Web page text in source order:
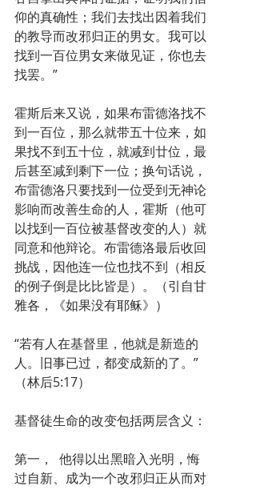
仰的真确性；我们去找出因着我们
的教导而改邪归正的男女。我可以
找到一百位男女来做见证，你也去
找罢。”
霍斯后来又说，如果布雷德洛找不
到一百位，那么就带五十位来，如
果找不到五十位，就减到廿位，最
后甚至减到剩下一位；换句话说，
布雷德洛只要找到一位受到无神论
影响而改善生命的人，霍斯（他可
以找到一百位被基督改变的人）就
同意和他辩论。布雷德洛最后收回
挑战，因他连一位也找不到（相反
的例子倒是比比皆是）。（引自甘
雅各，《如果没有耶稣》）
“若有人在基督里，他就是新造的
人。旧事已过，都变成新的了。”
（林后5:17）
基督徒生命的改变包括两层含义：
第一，  他得以出黑暗入光明，悔
过自新、成为一个改邪归正从而对